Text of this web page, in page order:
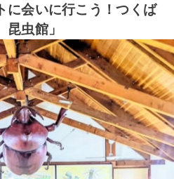
に会いに行こう！つくば
虫館」